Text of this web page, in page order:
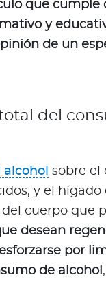
que cumple
y
de un
del
sobre el
y el hígado
cuerpo que
desean
por
de alcohol